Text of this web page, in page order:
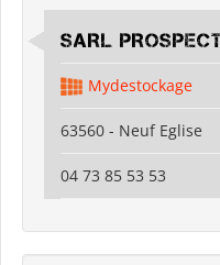
SARL
Mydestockage
63560 - Neuf Eglise
04 73 85 53 53